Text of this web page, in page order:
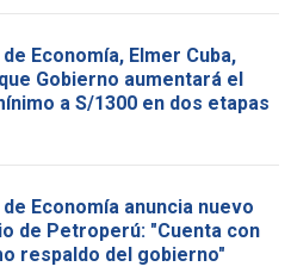
Economía, Elmer Cuba,
Gobierno aumentará el
a S/1300 en dos etapas
Economía anuncia nuevo
de Petroperú: "Cuenta con
respaldo del gobierno"